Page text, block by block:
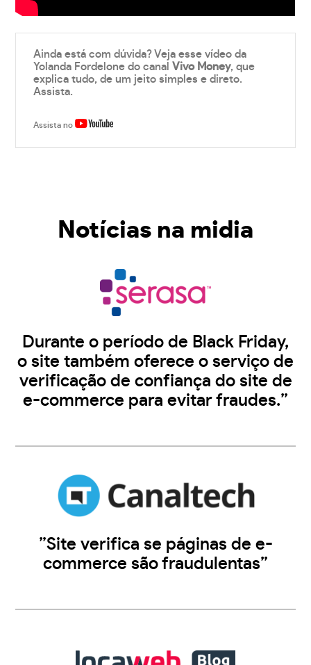
Ainda está com dúvida? Veja esse vídeo da
Yolanda Fordelone do canalVivo Money, que
explica tudo, de um jeito simples e direto.
Assista.
Assista no
Notícias na midia
Durante o período de Black Friday,
o site também oferece o serviço de
verificação de confiança do site de
e-commerce para evitar fraudes.”
”Site verifica se páginas de e-
commerce são fraudulentas”